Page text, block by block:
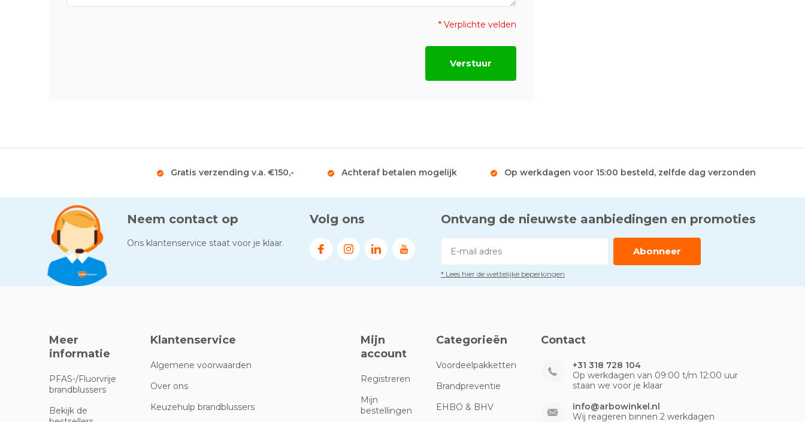
* Verplichte velden
Verstuur
Gratis verzending v.a. €150,- Achteraf betalen mogelijk Op werkdagen voor 15:00 besteld, zelfde dag verzonden
Neem contact op
Ons klantenservice staat voor je klaar.
Volg ons Ontvang de nieuwste aanbiedingen en promoties
Abonneer
* Lees hier de wettelijke beperkingen
Meer
informatie
PFAS-/Fluorvrije
brandblussers
Bekijk de
Klantenservice
Algemene voorwaarden
Over ons
Keuzehulp brandblussers
Mijn
account
Registreren
Mijn
bestellingen
Categorieën
Voordeelpakketten
Brandpreventie
EHBO & BHV
Contact
+31 318 728 104
Op werkdagen van 09:00 t/m 12:00 uur
staan we voor je klaar
info@arbowinkel.nl
Wij reageren binnen 2 werkdagen